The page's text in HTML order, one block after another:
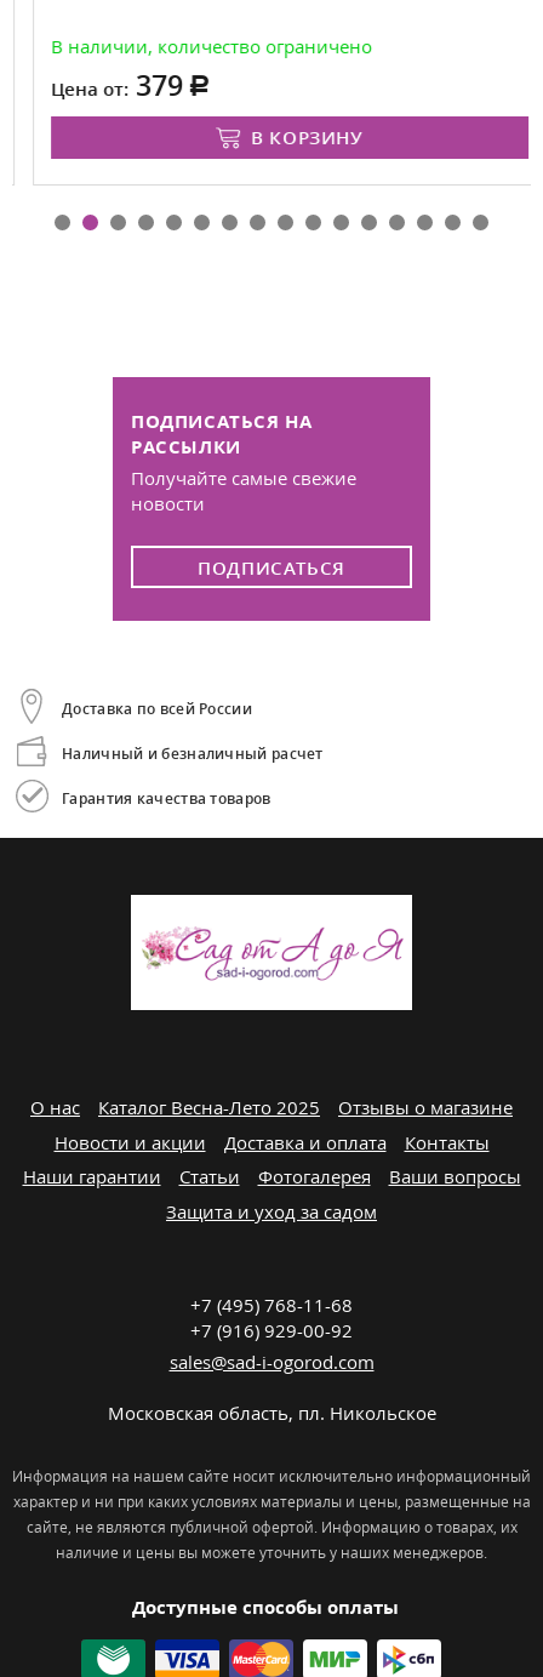
В наличии, количество ограничено
Цена от: 379
В КОРЗИНУ
ПОДПИСАТЬСЯ НА
РАССЫЛКИ
Получайте самые свежие
новости
ПОДПИСАТЬСЯ
Доставка по всей России
Наличный и безналичный расчет
Гарантия качества товаров
О нас Каталог Весна-Лето 2025
Отзывы о магазине
Новости и акции
Доставка и оплата
Контакты
Наши гарантии
Статьи Фотогалерея
Ваши вопросы
Защита и уход за садом
Доступные способы оплаты
+7 (495) 768-11-68
+7 (916) 929-00-92
sales@sad-i-ogorod.com
Московская область, пл. Никольcкое
Информация на нашем сайте носит исключительно информационный
характер и ни при каких условиях материалы и цены, размещенные на
сайте, не являются публичной офертой. Информацию о товарах, их
наличие и цены вы можете уточнить у наших менеджеров.